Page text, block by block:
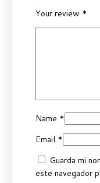
Your review *
Name *
Email *
Guarda mi
este navegador